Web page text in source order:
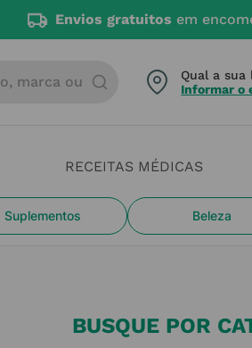
Envios gratuitos em
RECEITAS MÉDICAS
Suplementos Beleza
Qual a sua
Informar o
BUSQUE POR